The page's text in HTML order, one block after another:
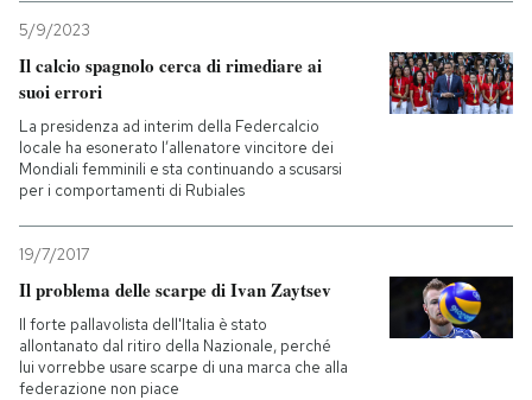
5/9/2023
Il calcio spagnolo cerca di rimediare ai
suoi errori
La presidenza ad interim della Federcalcio
locale ha esonerato l’allenatore vincitore dei
Mondiali femminili e sta continuando a scusarsi
per i comportamenti di Rubiales
19/7/2017
Il problema delle scarpe di Ivan Zaytsev
Il forte pallavolista dell'Italia è stato
allontanato dal ritiro della Nazionale, perché
lui vorrebbe usare scarpe di una marca che alla
federazione non piace